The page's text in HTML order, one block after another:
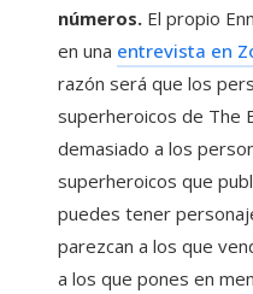
números. El propio
en una entrevista en
razón será que los
superheroicos de The
demasiado a los
superheroicos que
puedes tener
parezcan a los que
a los que pones en